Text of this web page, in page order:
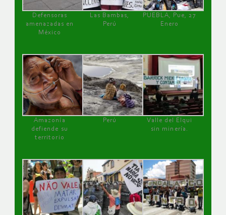
Defensoras
amenazadas en
México
Las Bambas,
Perú
PUEBLA, Pue, 27
Enero
Amazonía
defiende su
territorio
Perú
Valle del Elqui
sin minería.